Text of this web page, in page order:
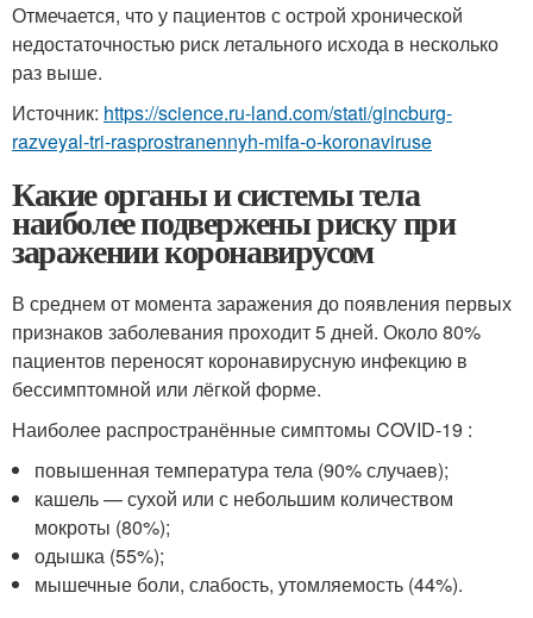
Отмечается, что у пациентов с острой хронической
недостаточностью риск летального исхода в несколько
раз выше.
Источник: https://science.ru-land.com/stati/gincburg-
razveyal-tri-rasprostranennyh-mifa-o-koronaviruse
Какие органы и системы тела
наиболее подвержены риску при
заражении коронавирусом
В среднем от момента заражения до появления первых
признаков заболевания проходит 5 дней. Около 80%
пациентов переносят коронавирусную инфекцию в
бессимптомной или лёгкой форме.
Наиболее распространённые симптомы COVID-19 :
повышенная температура тела (90% случаев);
кашель — сухой или с небольшим количеством
мокроты (80%);
одышка (55%);
мышечные боли, слабость, утомляемость (44%).